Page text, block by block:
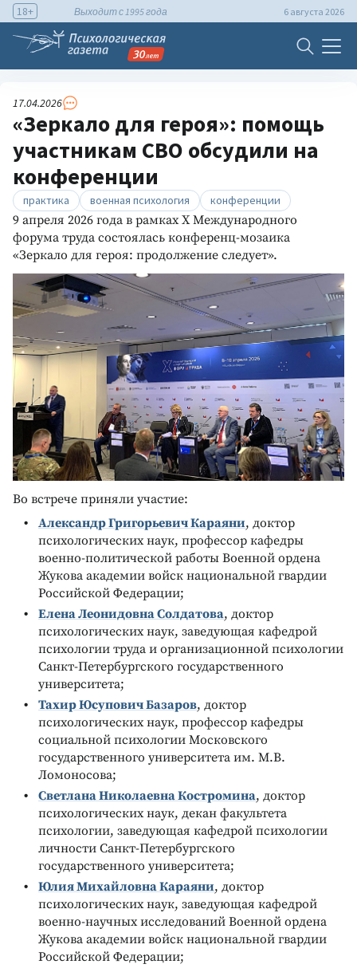
18+ Выходит с 1995 года 6 августа 2026
17.04.2026
«Зеркало для героя»: помощь
участникам СВО обсудили на
конференции
практика военная психология конференции
9 апреля 2026 года в рамках X Международного
форума труда состоялась конференц-мозаика
«Зеркало для героя: продолжение следует».
Во встрече приняли участие:
Александр Григорьевич Караяни, доктор
психологических наук, профессор кафедры
военно-политической работы Военной ордена
Жукова академии войск национальной гвардии
Российской Федерации;
Елена Леонидовна Солдатова, доктор
психологических наук, заведующая кафедрой
психологии труда и организационной психологии
Санкт-Петербургского государственного
университета;
Тахир Юсупович Базаров, доктор
психологических наук, профессор кафедры
социальной психологии Московского
государственного университета им. М.В.
Ломоносова;
Светлана Николаевна Костромина, доктор
психологических наук, декан факультета
психологии, заведующая кафедрой психологии
личности Санкт-Петербургского
государственного университета;
Юлия Михайловна Караяни, доктор
психологических наук, заведующая кафедрой
военно-научных исследований Военной ордена
Жукова академии войск национальной гвардии
Российской Федерации;